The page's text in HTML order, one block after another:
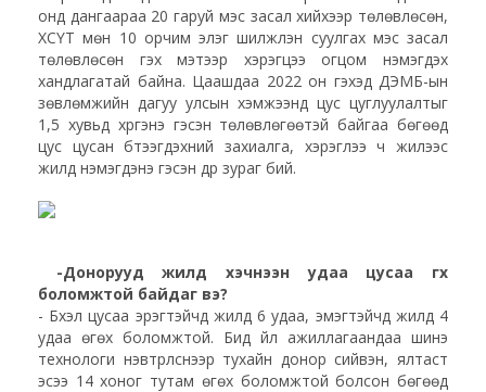
онд дангаараа 20 гаруй мэс засал хийхээр төлөвлөсөн,
ХСҮТ мөн 10 орчим элэг шилжүүлэн суулгах мэс засал
төлөвлөсөн гэх мэтээр хэрэгцээ огцом нэмэгдэх
хандлагатай байна. Цаашдаа 2022 он гэхэд ДЭМБ-ын
зөвлөмжийн дагуу улсын хэмжээнд цус цуглуулалтыг
1,5 хувьд хүргэнэ гэсэн төлөвлөгөөтэй байгаа бөгөөд
цус цусан бүтээгдэхүүний захиалга, хэрэглээ ч жилээс
жилд нэмэгдэнэ гэсэн дүр зураг бий.
-Донорууд жилд хэчнээн удаа цусаа өгөх
боломжтой байдаг вэ?
- Бүхэл цусаа эрэгтэйчүүд жилд 6 удаа, эмэгтэйчүүд жилд 4
удаа өгөх боломжтой. Бид үйл ажиллагаандаа шинэ
технологи нэвтрүүлснээр тухайн донор сийвэн, ялтаст
эсээ 14 хоног тутам өгөх боломжтой болсон бөгөөд